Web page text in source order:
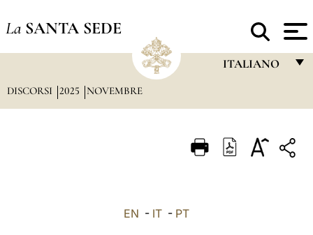
La SANTA SEDE
ITALIANO
ITALIANO
DISCORSI 2025 NOVEMBRE
EN - IT - PT